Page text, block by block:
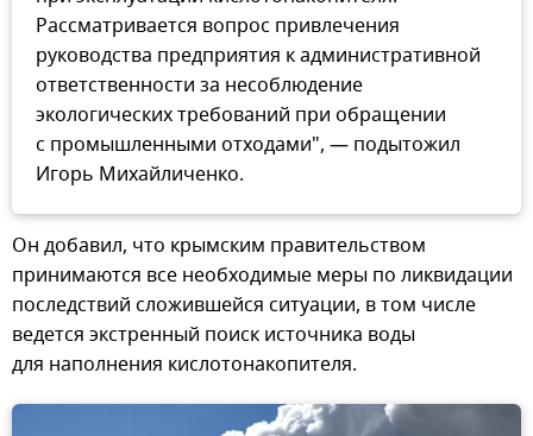
Рассматривается вопрос привлечения
руководства предприятия к административной
ответственности за несоблюдение
экологических требований при обращении
с промышленными отходами", — подытожил
Игорь Михайличенко.
Он добавил, что крымским правительством
принимаются все необходимые меры по ликвидации
последствий сложившейся ситуации, в том числе
ведется экстренный поиск источника воды
для наполнения кислотонакопителя.